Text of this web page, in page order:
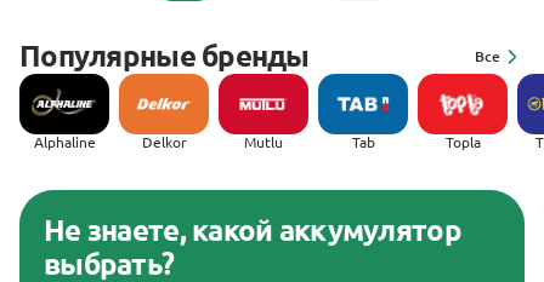
Популярные бренды Все
Alphaline Delkor Mutlu Tab Topla
Не знаете, какой аккумулятор
выбрать?